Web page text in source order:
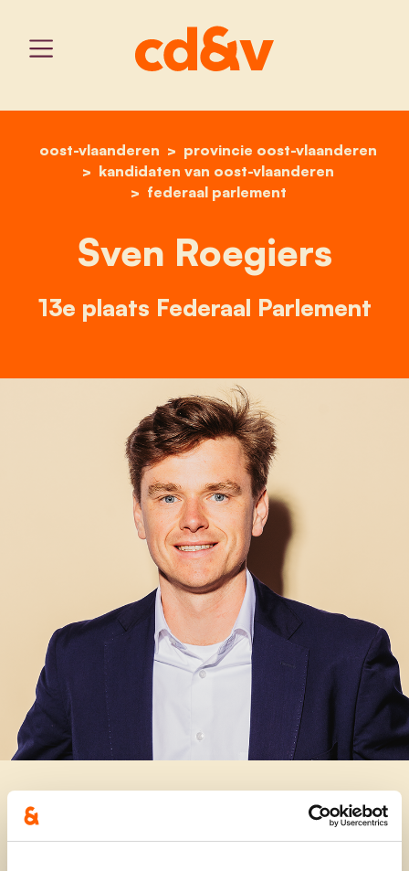
home
oost-vlaanderen
provincie oost-vlaanderen
kandidaten van oost-vlaanderen
federaal parlement
sven roegiers
Sven Roegiers
13e plaats Federaal Parlement